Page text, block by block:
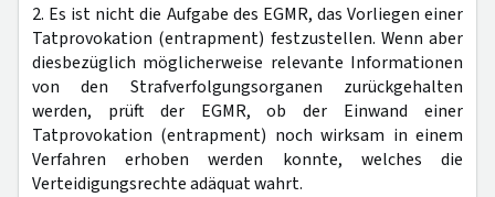
2. Es ist nicht die Aufgabe des EGMR, das Vorliegen einer
Tatprovokation (entrapment) festzustellen. Wenn aber
diesbezüglich möglicherweise relevante Informationen
von den Strafverfolgungsorganen zurückgehalten
werden, prüft der EGMR, ob der Einwand einer
Tatprovokation (entrapment) noch wirksam in einem
Verfahren erhoben werden konnte, welches die
Verteidigungsrechte adäquat wahrt.